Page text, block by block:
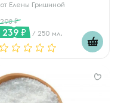
от Елены Гришиной
298
239 / 250 мл.